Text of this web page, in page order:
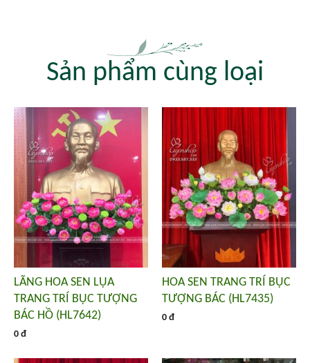
Sản phẩm cùng loại
LÃNG HOA SEN LỤA
TRANG TRÍ BỤC TƯỢNG
BÁC HỒ (HL7642)
0 đ
HOA SEN TRANG TRÍ BỤC
TƯỢNG BÁC (HL7435)
0 đ